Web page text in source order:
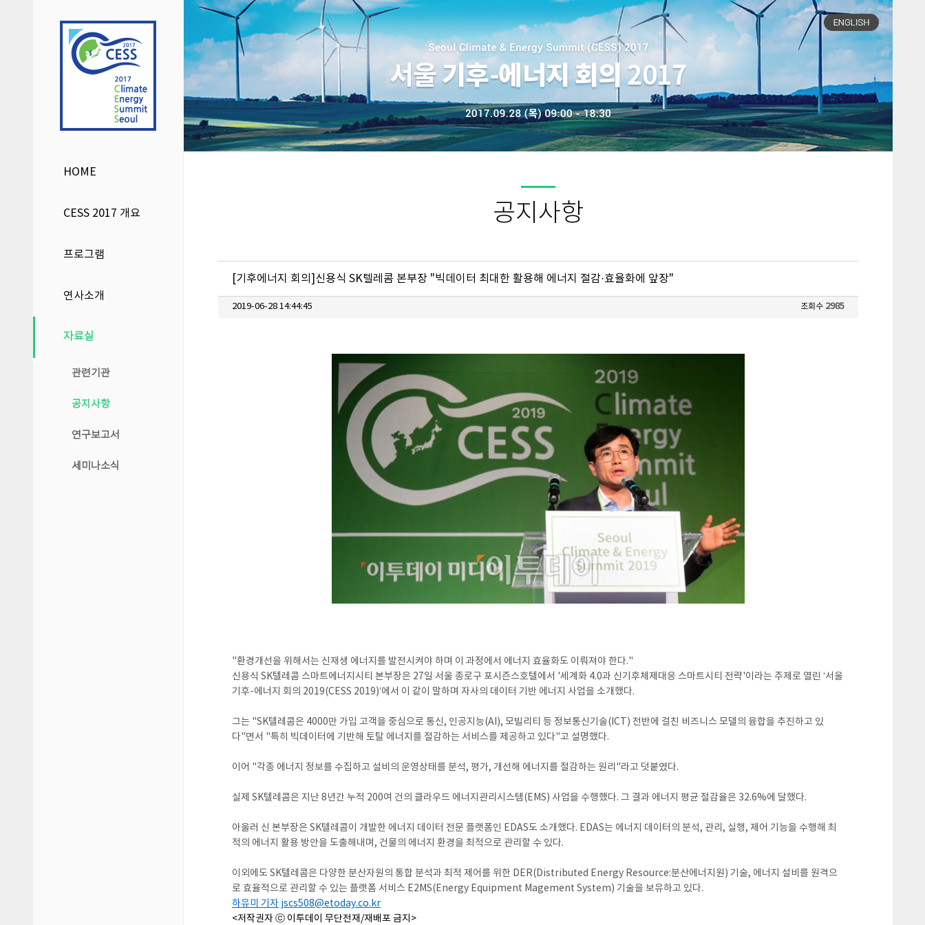
HOME
CESS 2017 개요
프로그램
연사소개
자료실
관련기관
공지사항
연구보고서
세미나소식
공지사항
[기후에너지 회의]신용식 SK텔레콤 본부장 "빅데이터 최대한 활용해 에너지 절감·효율화에 앞장"
2019-06-28 14:44:45 조회수 2985
"환경개선을 위해서는 신재생 에너지를 발전시켜야 하며 이 과정에서 에너지 효율화도 이뤄져야 한다."
신용식 SK텔레콤 스마트에너지시티 본부장은 27일 서울 종로구 포시즌스호텔에서 '세계화 4.0과 신기후체제대응 스마트시티 전략'이라는 주제로 열린 ‘서울
기후-에너지 회의 2019(CESS 2019)’에서 이 같이 말하며 자사의 데이터 기반 에너지 사업을 소개했다.
그는 "SK텔레콤은 4000만 가입 고객을 중심으로 통신, 인공지능(AI), 모빌리티 등 정보통신기술(ICT) 전반에 걸친 비즈니스 모델의 융합을 추진하고 있
다"면서 "특히 빅데이터에 기반해 토탈 에너지를 절감하는 서비스를 제공하고 있다"고 설명했다.
이어 "각종 에너지 정보를 수집하고 설비의 운영상태를 분석, 평가, 개선해 에너지를 절감하는 원리"라고 덧붙였다.
실제 SK텔레콤은 지난 8년간 누적 200여 건의 클라우드 에너지관리시스템(EMS) 사업을 수행했다. 그 결과 에너지 평균 절감율은 32.6%에 달했다.
아울러 신 본부장은 SK텔레콤이 개발한 에너지 데이터 전문 플랫폼인 EDAS도 소개했다. EDAS는 에너지 데이터의 분석, 관리, 실행, 제어 기능을 수행해 최
적의 에너지 활용 방안을 도출해내며, 건물의 에너지 환경을 최적으로 관리할 수 있다.
이외에도 SK텔레콤은 다양한 분산자원의 통합 분석과 최적 제어를 위한 DER(Distributed Energy Resource:분산에너지원) 기술, 에너지 설비를 원격으
로 효율적으로 관리할 수 있는 플랫폼 서비스 E2MS(Energy Equipment Magement System) 기술을 보유하고 있다.
하유미 기자 jscs508@etoday.co.kr
<저작권자 ⓒ 이투데이 무단전재/재배포 금지>